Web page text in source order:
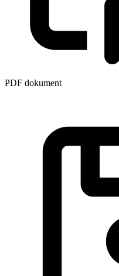
PDF dokument